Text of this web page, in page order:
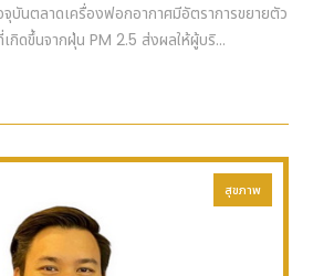
จุบันตลาดเครื่องฟอกอากาศมีอัตราการขยายตัว
กิดขึ้นจากฝุ่น PM 2.5 ส่งผลให้ผู้บริ...
สุขภาพ